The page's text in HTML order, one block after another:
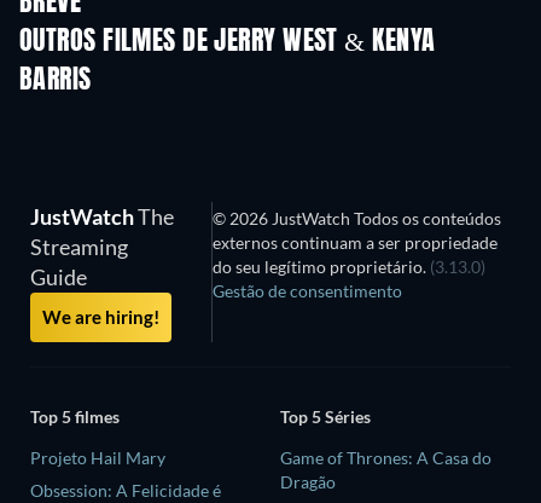
OUTROS FILMES DE JERRY WEST & KENYA
BARRIS
JustWatchThe
Streaming
Guide
We are hiring!
© 2026 JustWatch Todos os conteúdos
externos continuam a ser propriedade
do seu legítimo proprietário. (3.13.0)
Gestão de consentimento
Top 5 filmes
Projeto Hail Mary
Obsession: A Felicidade é
Top 5 Séries
Game of Thrones: A Casa do
Dragão